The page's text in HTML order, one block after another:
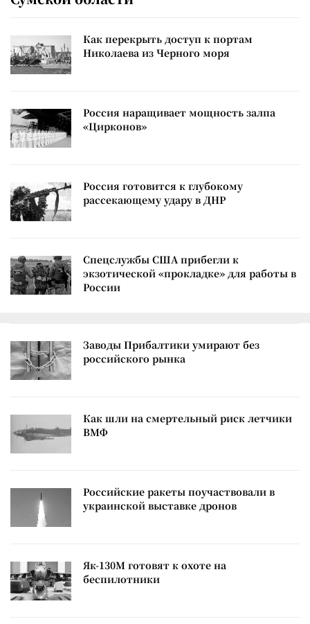
Как перекрыть доступ к портам
Николаева из Черного моря
Россия наращивает мощность залпа
«Цирконов»
Россия готовится к глубокому
рассекающему удару в ДНР
Спецслужбы США прибегли к
экзотической «прокладке» для работы в
России
Заводы Прибалтики умирают без
российского рынка
Как шли на смертельный риск летчики
ВМФ
Российские ракеты поучаствовали в
украинской выставке дронов
Як-130М готовят к охоте на
беспилотники